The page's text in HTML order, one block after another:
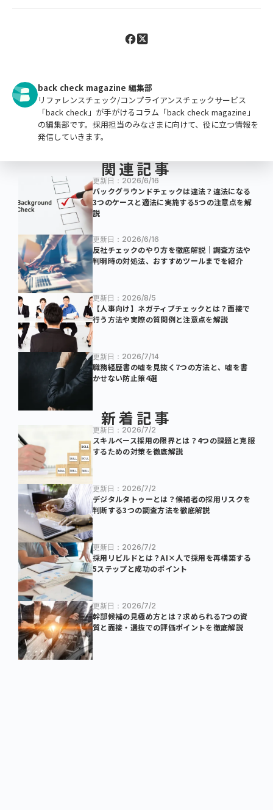
第三者の監査を受け入れることで、不正行為を未然
back check magazine 編集部
リファレンスチェック/コンプライアンスチェックサービス
「back check」が手がけるコラム「back check magazine」
の編集部です。採用担当のみなさまに向けて、役に立つ情報を
発信していきます。
関連記事
更新日：2026/6/16
バックグラウンドチェックは違法？違法になる
3つのケースと適法に実施する5つの注意点を解
説
更新日：2026/6/16
反社チェックのやり方を徹底解説｜調査方法や
判明時の対処法、おすすめツールまでを紹介
更新日：2026/8/5
【人事向け】ネガティブチェックとは？面接で
行う方法や実際の質問例と注意点を解説
更新日：2026/7/14
職務経歴書の嘘を見抜く7つの方法と、嘘を書
かせない防止策4選
新着記事
更新日：2026/7/2
スキルベース採用の限界とは？4つの課題と克服
するための対策を徹底解説
更新日：2026/7/2
デジタルタトゥーとは？候補者の採用リスクを
判断する3つの調査方法を徹底解説
更新日：2026/7/2
採用リビルドとは？AI×人で採用を再構築する
5ステップと成功のポイント
更新日：2026/7/2
幹部候補の見極め方とは？求められる7つの資
質と面接・選抜での評価ポイントを徹底解説